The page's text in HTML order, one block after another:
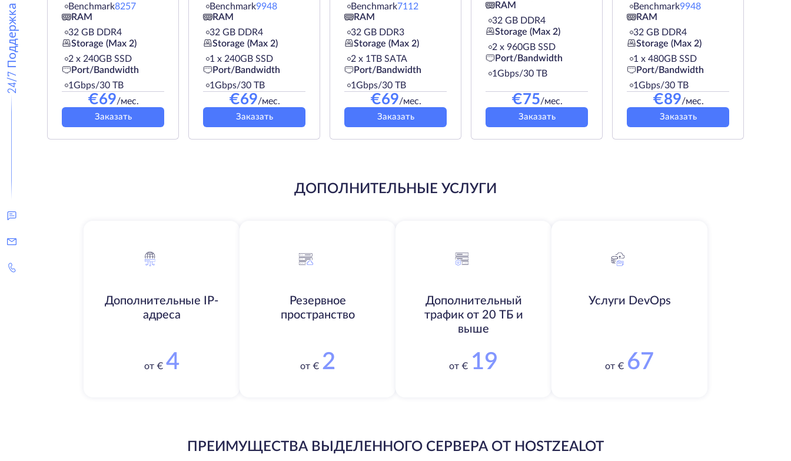
24/7 Поддержка
Benchmark8257
RAM
32 GB DDR4
Storage (Max 2)
2 х 240GB SSD
Port/Bandwidth
1Gbps/30 TB
€69/мес.
Заказать
Benchmark9948
RAM
32 GB DDR4
Storage (Max 2)
1 х 240GB SSD
Port/Bandwidth
1Gbps/30 TB
€69/мес.
Заказать
Benchmark7112
RAM
32 GB DDR3
Storage (Max 2)
2 х 1TB SATA
Port/Bandwidth
1Gbps/30 TB
€69/мес.
Заказать
RAM
32 GB DDR4
Storage (Max 2)
2 х 960GB SSD
Port/Bandwidth
1Gbps/30 TB
€75/мес.
Заказать
Benchmark9948
RAM
32 GB DDR4
Storage (Max 2)
1 х 480GB SSD
Port/Bandwidth
1Gbps/30 TB
€89/мес.
Заказать
ДОПОЛНИТЕЛЬНЫЕ УСЛУГИ
Дополнительные IP-
адреса
от € 4
Резервное
пространство
от € 2
Дополнительный
трафик от 20 ТБ и
выше
от € 19
Услуги DevOps
от € 67
ПРЕИМУЩЕСТВА ВЫДЕЛЕННОГО СЕРВЕРА ОТ HOSTZEALOT